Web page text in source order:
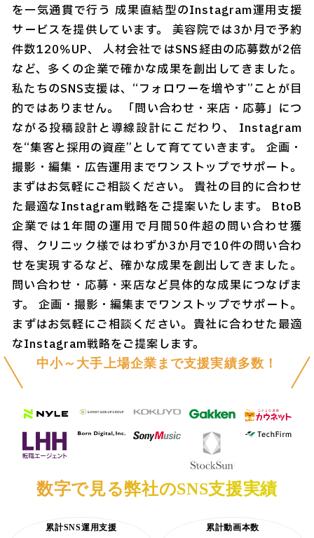
を一気通貫で行う 成果直結型のInstagram運用支援
サービスを提供しています。 美容院では3か月で予約
件数120％UP、 人材会社ではSNS経由の応募数が2倍
など、多くの企業で確かな成果を創出してきました。
私たちのSNS支援は、“フォロワーを増やす”ことが目
的ではありません。 「問い合わせ・来店・応募」につ
ながる投稿設計と導線設計にこだわり、 Instagram
を“集客と採用の資産”として育てていきます。 企画・
撮影・編集・広告運用までワンストップでサポート。
まずはお気軽にご相談ください。 貴社の目的に合わせ
た最適なInstagram戦略をご提案いたします。 BtoB
企業では1年間の運用で月間50件超の問い合わせ獲
得、クリニック様ではわずか3か月で10件の問い合わ
せを実現するなど、確かな成果を創出してきました。
問い合わせ・応募・来店など具体的な成果につなげま
す。 企画・撮影・編集までワンストップでサポート。
まずはお気軽にご相談ください。貴社に合わせた最適
なInstagram戦略をご提案します。
中小～大手上場企業まで支援実績多数！
数字で見る弊社のSNS支援実績
累計SNS運用支援 累計動画本数